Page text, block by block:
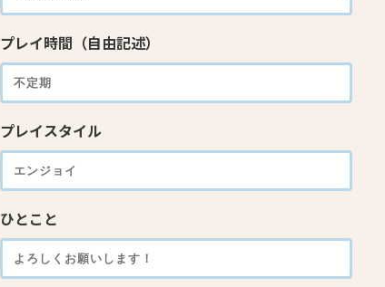
プレイ時間（自由記述）
プレイスタイル
ひとこと